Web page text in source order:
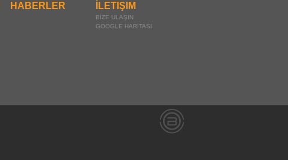
HABERLER İLETIŞIM
BİZE ULAŞIN
GOOGLE HARİTASI